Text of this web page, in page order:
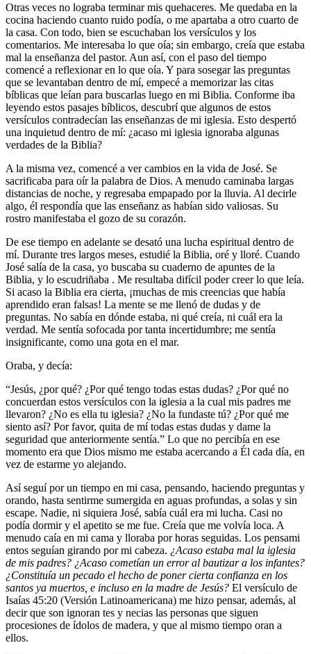
Otras veces no lograba terminar mis quehaceres. Me quedaba en la
cocina haciendo cuanto ruido podía, o me apartaba a otro cuarto de
la casa. Con todo, bien se escuchaban los versículos y los
comentarios. Me interesaba lo que oía; sin embargo, creía que estaba
mal la enseñanza del pastor. Aun así, con el paso del tiempo
comencé a reflexionar en lo que oía. Y para sosegar las preguntas
que se levantaban dentro de mí, empecé a memorizar las citas
bíblicas que leían para buscarlas luego en mi Biblia. Conforme iba
leyendo estos pasajes bíblicos, descubrí que algunos de estos
versículos contradecían las enseñanzas de mi iglesia. Esto despertó
una inquietud dentro de mí: ¿acaso mi iglesia ignoraba algunas
verdades de la Biblia?
A la misma vez, comencé a ver cambios en la vida de José. Se
sacrificaba para oír la palabra de Dios. A menudo caminaba largas
distancias de noche, y regresaba empapado por la lluvia. Al decirle
algo, él respondía que las enseñanz as habían sido valiosas. Su
rostro manifestaba el gozo de su corazón.
De ese tiempo en adelante se desató una lucha espiritual dentro de
mí. Durante tres largos meses, estudié la Biblia, oré y lloré. Cuando
José salía de la casa, yo buscaba su cuaderno de apuntes de la
Biblia, y lo escudriñaba . Me resultaba difícil poder creer lo que leía.
Si acaso la Biblia era cierta, ¡muchas de mis creencias que había
aprendido eran falsas! La mente se me llenó de dudas y de
preguntas. No sabía en dónde estaba, ni qué creía, ni cuál era la
verdad. Me sentía sofocada por tanta incertidumbre; me sentía
insignificante, como una gota en el mar.
Oraba, y decía:
“Jesús, ¿por qué? ¿Por qué tengo todas estas dudas? ¿Por qué no
concuerdan estos versículos con la iglesia a la cual mis padres me
llevaron? ¿No es ella tu iglesia? ¿No la fundaste tú? ¿Por qué me
siento así? Por favor, quita de mí todas estas dudas y dame la
seguridad que anteriormente sentía.” Lo que no percibía en ese
momento era que Dios mismo me estaba acercando a Él cada día, en
vez de estarme yo alejando.
Así seguí por un tiempo en mi casa, pensando, haciendo preguntas y
orando, hasta sentirme sumergida en aguas profundas, a solas y sin
escape. Nadie, ni siquiera José, sabía cuál era mi lucha. Casi no
podía dormir y el apetito se me fue. Creía que me volvía loca. A
menudo caía en mi cama y lloraba por horas seguidas. Los pensami
entos seguían girando por mi cabeza. ¿Acaso estaba mal la iglesia
de mis padres? ¿Acaso cometían un error al bautizar a los infantes?
¿Constituía un pecado el hecho de poner cierta confianza en los
santos ya muertos, e incluso en la madre de Jesús? El versículo de
Isaías 45:20 (Versión Latinoamericana) me hizo pensar, además, al
decir que son ignoran tes y necias las personas que siguen
procesiones de ídolos de madera, y que al mismo tiempo oran a
ellos.